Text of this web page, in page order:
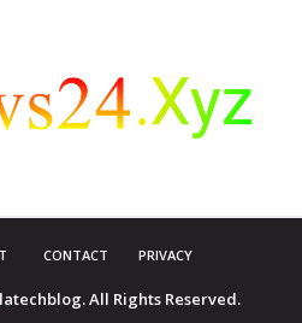
CONTACT PRIVACY
All Rights Reserved.